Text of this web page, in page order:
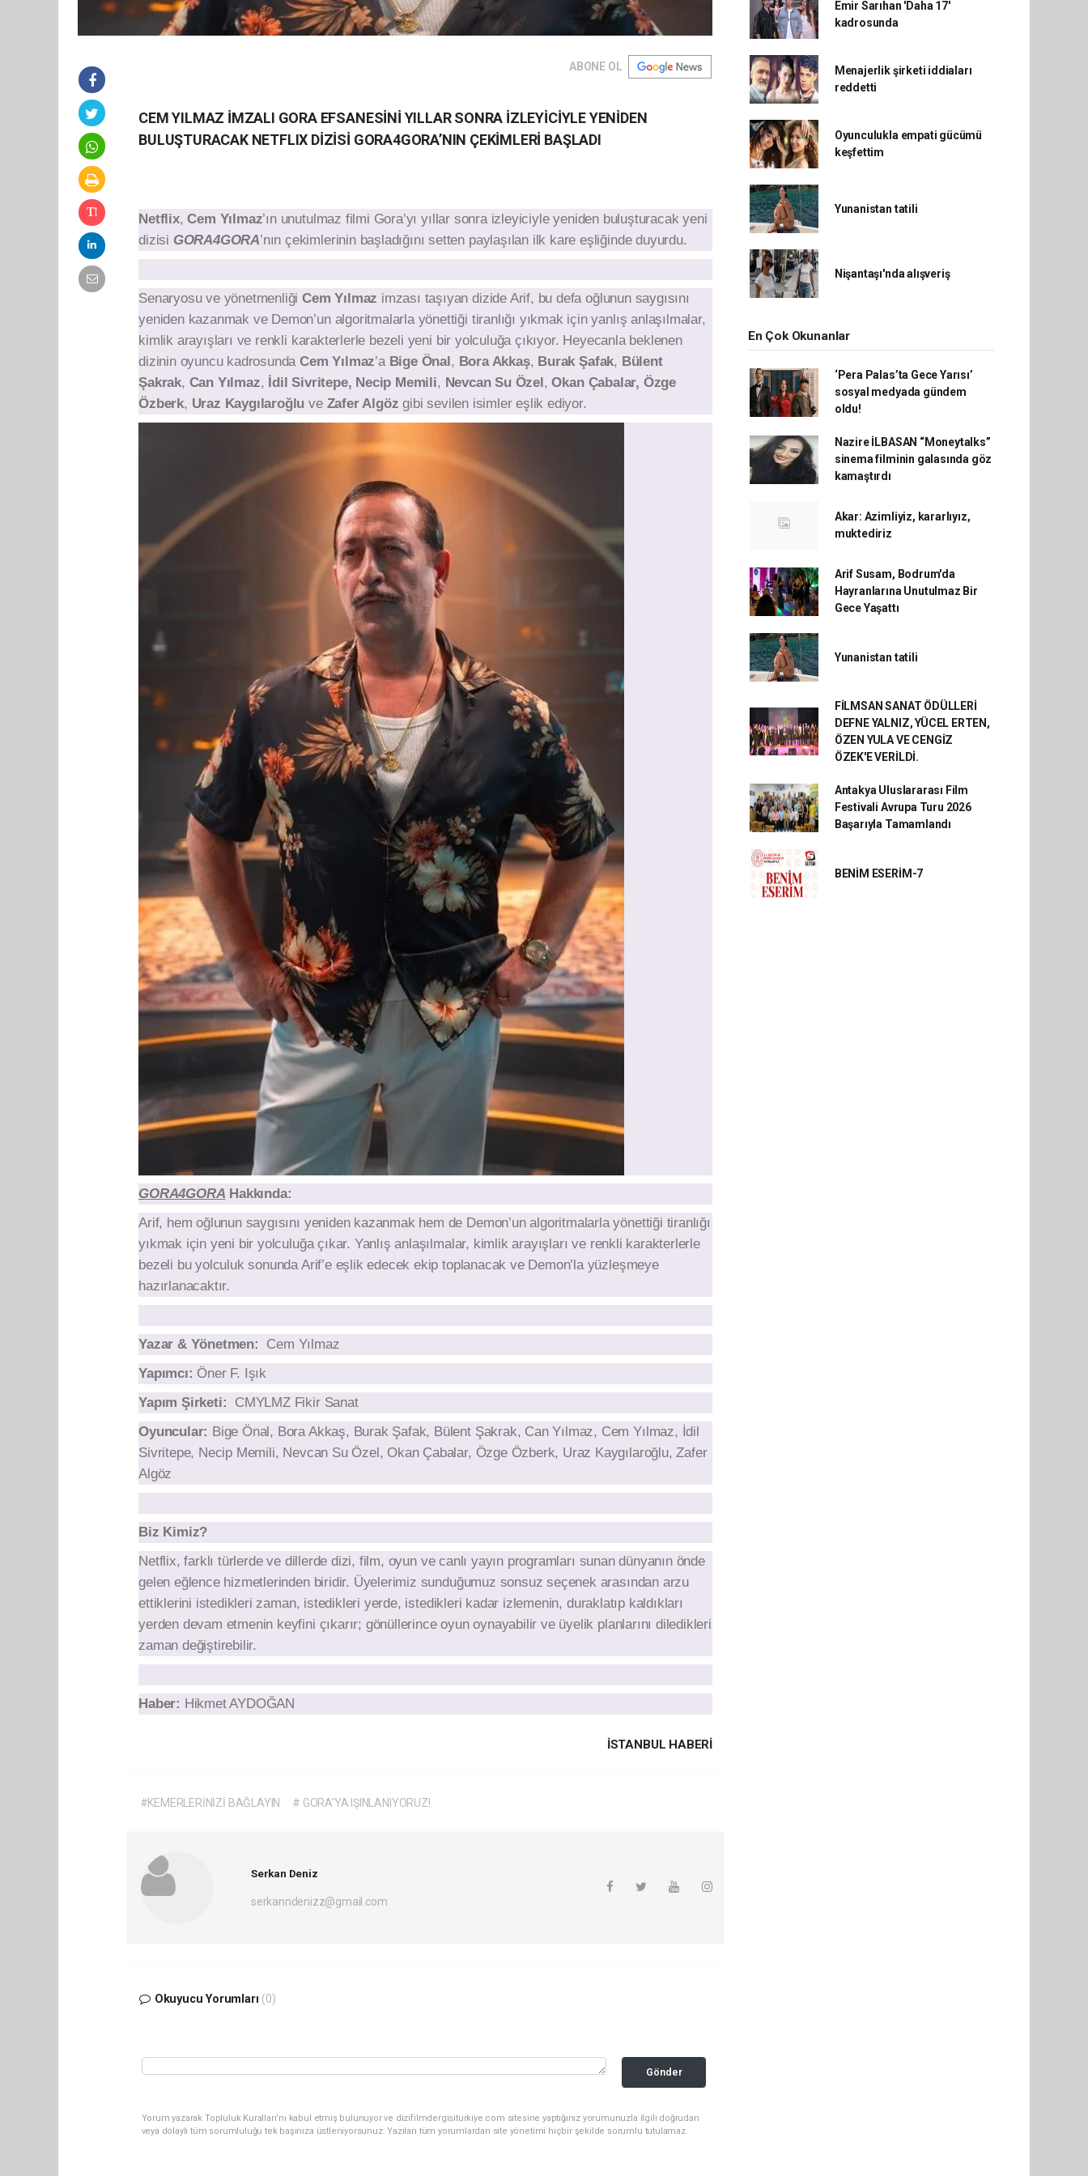
ABONE OL
CEM YILMAZ İMZALI GORA EFSANESİNİ YILLAR SONRA İZLEYİCİYLE YENİDEN
BULUŞTURACAK NETFLIX DİZİSİ GORA4GORA’NIN ÇEKİMLERİ BAŞLADI
Netflix,Cem Yılmaz’ın unutulmaz filmi Gora’yı yıllar sonra izleyiciyle yeniden buluşturacak yeni
dizisi GORA4GORA’nın çekimlerinin başladığını setten paylaşılan ilk kare eşliğinde duyurdu.
Senaryosu ve yönetmenliğiCem Yılmaz imzası taşıyan dizide Arif, bu defa oğlunun saygısını
yeniden kazanmak ve Demon’un algoritmalarla yönettiği tiranlığı yıkmak için yanlış anlaşılmalar,
kimlik arayışları ve renkli karakterlerle bezeli yeni bir yolculuğa çıkıyor. Heyecanla beklenen
dizinin oyuncu kadrosundaCem Yılmaz’a Bige Önal, Bora Akkaş, Burak Şafak, Bülent
Şakrak, Can Yılmaz, İdil Sivritepe, Necip Memili, Nevcan Su Özel,Okan Çabalar, Özge
Özberk, Uraz Kaygılaroğlu ve Zafer Algöz gibi sevilen isimler eşlik ediyor.
GORA4GORA Hakkında:
Arif, hem oğlunun saygısını yeniden kazanmak hem de Demon’un algoritmalarla yönettiği tiranlığı
yıkmak için yeni bir yolculuğa çıkar. Yanlış anlaşılmalar, kimlik arayışları ve renkli karakterlerle
bezeli bu yolculuk sonunda Arif’e eşlik edecek ekip toplanacak ve Demon’la yüzleşmeye
hazırlanacaktır.
Yazar & Yönetmen:
Cem Yılmaz
Yapımcı: Öner F. Işık
Yapım Şirketi:
CMYLMZ Fikir Sanat
Oyuncular: Bige Önal, Bora Akkaş, Burak Şafak, Bülent Şakrak, Can Yılmaz, Cem Yılmaz, İdil
Sivritepe, Necip Memili, Nevcan Su Özel, Okan Çabalar, Özge Özberk, Uraz Kaygılaroğlu, Zafer
Algöz
Biz Kimiz?
Netflix, farklı türlerde ve dillerde dizi, film, oyun ve canlı yayın programları sunan dünyanın önde
gelen eğlence hizmetlerinden biridir. Üyelerimiz sunduğumuz sonsuz seçenek arasından arzu
ettiklerini istedikleri zaman, istedikleri yerde, istedikleri kadar izlemenin, duraklatıp kaldıkları
yerden devam etmenin keyfini çıkarır; gönüllerince oyun oynayabilir ve üyelik planlarını diledikleri
zaman değiştirebilir.
Haber: Hikmet AYDOĞAN
İSTANBUL HABERİ
#KEMERLERİNİZİ BAĞLAYIN # GORA’YA IŞINLANIYORUZ!
Serkan Deniz
serkanndenizz@gmail.com
Okuyucu Yorumları (0)
Gönder
Yorum yazarak Topluluk Kuralları’nı kabul etmiş bulunuyor ve dizifilmdergisiturkiye.com sitesine yaptığınız yorumunuzla ilgili doğrudan
veya dolaylı tüm sorumluluğu tek başınıza üstleniyorsunuz. Yazılan tüm yorumlardan site yönetimi hiçbir şekilde sorumlu tutulamaz.
Emir Sarıhan 'Daha 17'
kadrosunda
Menajerlik şirketi iddiaları
reddetti
Oyunculukla empati gücümü
keşfettim
Yunanistan tatili
Nişantaşı'nda alışveriş
En Çok Okunanlar
‘Pera Palas’ta Gece Yarısı’
sosyal medyada gündem
oldu!
Nazire İLBASAN “Moneytalks”
sinema filminin galasında göz
kamaştırdı
Akar: Azimliyiz, kararlıyız,
muktediriz
Arif Susam, Bodrum'da
Hayranlarına Unutulmaz Bir
Gece Yaşattı
Yunanistan tatili
FİLMSAN SANAT ÖDÜLLERİ
DEFNE YALNIZ, YÜCEL ERTEN,
ÖZEN YULA VE CENGİZ
ÖZEK'E VERİLDİ.
Antakya Uluslararası Film
Festivali Avrupa Turu 2026
Başarıyla Tamamlandı
BENİM ESERİM-7